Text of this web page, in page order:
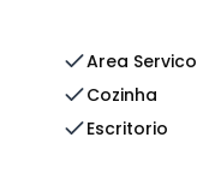
Area Servico
Cozinha
Escritorio